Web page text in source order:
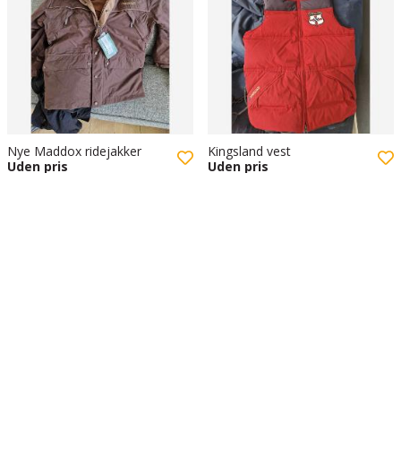
Nye Maddox ridejakker
Uden pris
Kingsland vest
Uden pris